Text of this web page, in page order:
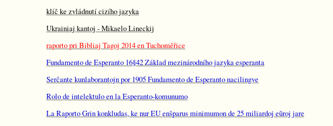
klíč ke zvládnutí cizího jazyka
Ukrainiaj kantoj - Mikaelo Lineckij
raporto pri Bibliaj Tagoj 2014 en Tuchoměřice
Fundamento de Esperanto 16§42 Základ mezinárodního jazyka esperanta
Serĉante kunlaborantojn por 1905 Fundamento de Esperanto nacilingve
Rolo de intelektulo en la Esperanto-komunumo
La Raporto Grin konkludas, ke nur EU enŝparus minimumon de 25 miliardoj eŭroj jare